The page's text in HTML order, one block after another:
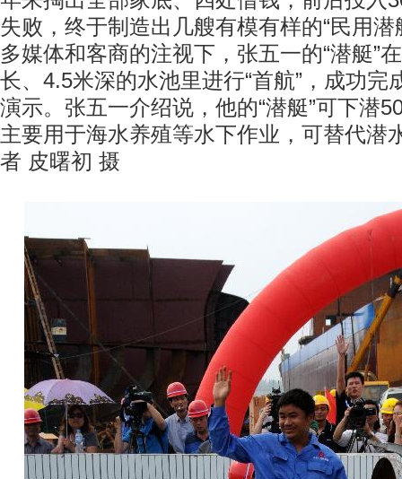
失败，终于制造出几艘有模有样的“民用潜
多媒体和客商的注视下，张五一的“潜艇”
长、4.5米深的水池里进行“首航”，成功完
演示。张五一介绍说，他的“潜艇”可下潜
主要用于海水养殖等水下作业，可替代潜
者 皮曙初 摄